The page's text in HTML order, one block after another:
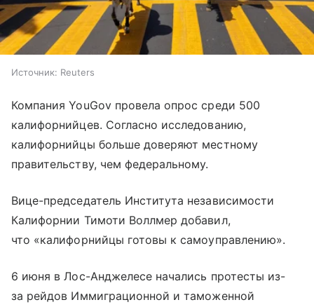
Источник: Reuters
Компания YouGov провела опрос среди 500
калифорнийцев. Согласно исследованию,
калифорнийцы больше доверяют местному
правительству, чем федеральному.
Вице-председатель Института независимости
Калифорнии Тимоти Воллмер добавил,
что «калифорнийцы готовы к самоуправлению».
6 июня в Лос-Анджелесе начались протесты из-
за рейдов Иммиграционной и таможенной